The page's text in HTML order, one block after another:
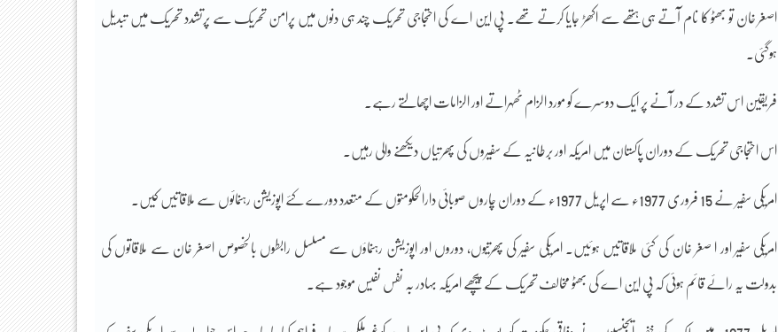
اصغر خان تو بھٹو کا نام آتے ہی ہتھے سے اکھڑ جایا کرتے تھے۔ پی این اے کی احتجاجی تحریک چند ہی دنوں میں پرامن تحریک سے پرتشدد تحریک میں تبدیل
ہوگئی۔
فریقین اس تشدد کے در آنے پر ایک دوسرے کو مورد الزام ٹھہراتے اور الزامات اچھالتے رہے۔
اس احتجاجی تحریک کے دوران پاکستان میں امریکہ اور برطانیہ کے سفیروں کی پھرتیاں دیکھنے والی رہیں۔
امریکی سفیر نے 15 فروری 1977ء سے اپریل 1977ء کے دوران چاروں صوبائی دارالحکومتوں کے متعدد دورے کئے اپوزیشن رہنمائوں سے ملاقاتیں کیں۔
امریکی سفیر اور ا صغر خان کی کئی ملاقاتیں ہوئیں۔ امریکی سفیر کی پھرتیوں، دوروں اور اپوزیشن رہنماؤں سے مسلسل رابطوں بالخصوص اصغر خان سے ملاقاتوں کی
بدولت یہ رائے قائم ہوئی کہ پی این اے کی بھٹو مخالف تحریک کے پیچھے امریکہ بہادر بہ نفس نفیس موجود ہے۔